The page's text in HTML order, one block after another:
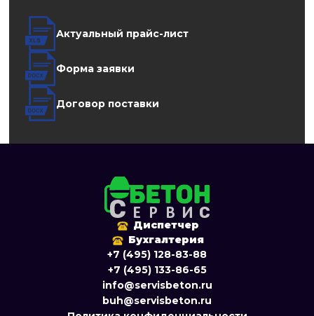
Актуальный прайс-лист
Форма заявки
Договор поставки
Диспетчер
Бухгалтерия
+7 (495) 128-83-88
+7 (495) 133-86-65
info@servisbeton.ru
buh@servisbeton.ru